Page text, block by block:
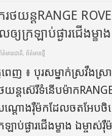
រថយន្តRANGE
ក្រឡាប់ផ្ងារជើងម្ខ
ត៌មានជាតិ, ព័ត៌មានថ្មី
ពេញ​ ៖​ បុរសម្នាក់ស្រវឹងស្រ
យន្តស៊េរីទំនើបម៉ាក
ដោងរុឺម៉កដែលចតអែបចិ
ឡាប់ផ្ងារជើងម្ខាង​ ឯម្ច